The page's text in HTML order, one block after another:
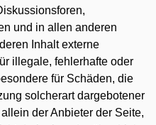
und in allen anderen
Inhalt externe
illegale, fehlerhafte oder
für Schäden, die
solcherart dargebotener
der Anbieter der Seite,